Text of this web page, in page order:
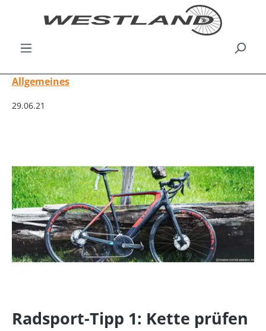
Allgemeines
29.06.21
Radsport-Tipp 1: Kette prüfen